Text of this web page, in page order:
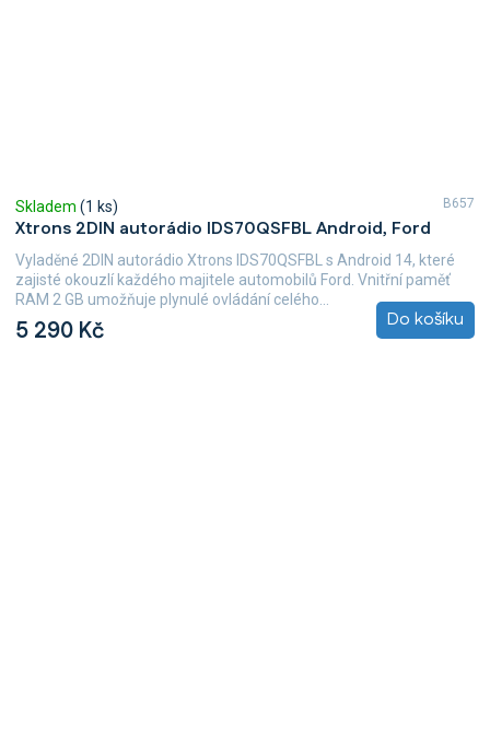
Xtrons 2DIN autorádio IDS70QSFBL Android, Ford
Skladem (1 ks)
5 290 Kč Do košíku
Vyladěné 2DIN autorádio Xtrons IDS70QSFBL s Android 14, které
zajisté okouzlí každého majitele automobilů Ford. Vnitřní paměť
RAM 2 GB umožňuje plynulé ovládání celého...
B657